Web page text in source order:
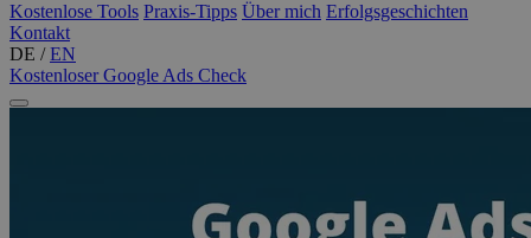
Kostenlose Tools Praxis-Tipps Über mich Erfolgsgeschichten
Kontakt
DE / EN
Kostenloser Google Ads Check